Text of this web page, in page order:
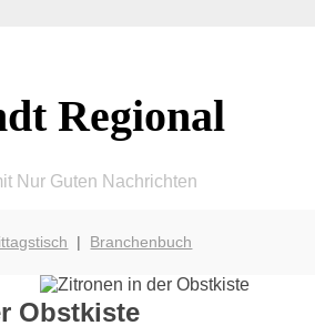
Regional
Nur Guten Nachrichten
| Branchenbuch
Obstkiste